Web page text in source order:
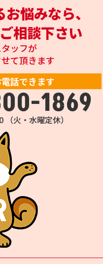
悩みなら、
相談下さい
ッフが
て頂きます
話できます
1869
火・水曜定休）